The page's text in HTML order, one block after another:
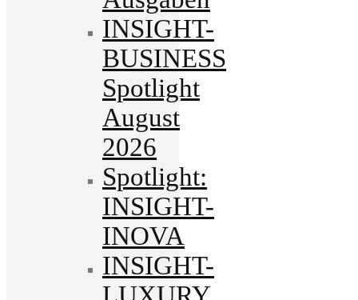
INSIGHT-
BUSINESS
Spotlight
August
2026
Spotlight:
INSIGHT-
INOVA
INSIGHT-